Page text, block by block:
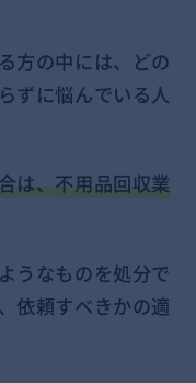
方の中には、どの
ずに悩んでいる人
は、不用品回収業
うなものを処分で
依頼すべきかの適